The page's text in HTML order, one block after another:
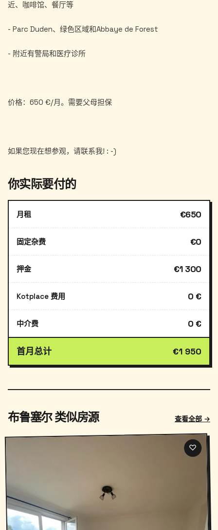
近、咖啡馆、餐厅等
- Parc Duden、绿色区域和Abbaye de Forest
- 附近有警局和医疗诊所
价格：650 €/月。需要父母担保
你实际要付的
月租 €650
固定杂费 €0
押金 €1 300
Kotplace 费用 0 €
中介费 0 €
首月总计 €1 950
布鲁塞尔 类似房源 查看全部 →
♡